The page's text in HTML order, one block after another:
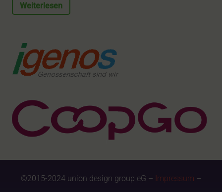
Weiterlesen
©2015-2024 union design group eG – Impressum –